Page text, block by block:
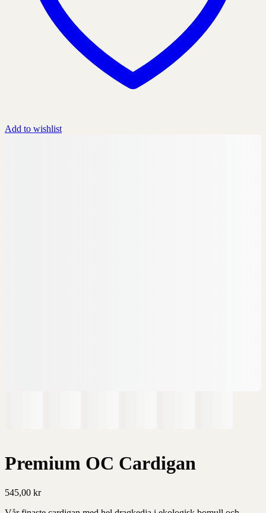
Add to wishlist
Premium OC Cardigan
545,00 kr